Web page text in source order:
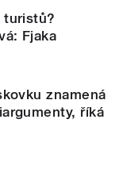
turistů?
Fjaka
znamená
říká